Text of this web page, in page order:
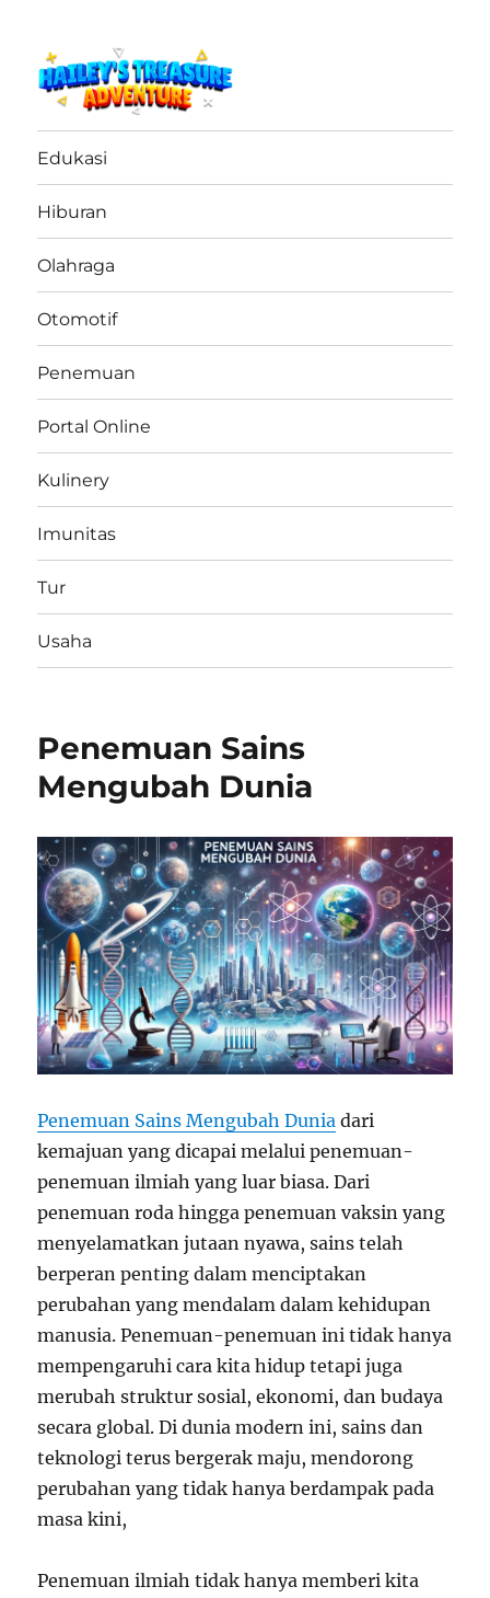
haileystreasureadventure.net
Edukasi
Hiburan
Olahraga
Otomotif
Penemuan
Portal Online
Kulinery
Imunitas
Tur
Usaha
Penemuan Sains
Mengubah Dunia
Penemuan Sains Mengubah Dunia dari
kemajuan yang dicapai melalui penemuan-
penemuan ilmiah yang luar biasa. Dari
penemuan roda hingga penemuan vaksin yang
menyelamatkan jutaan nyawa, sains telah
berperan penting dalam menciptakan
perubahan yang mendalam dalam kehidupan
manusia. Penemuan-penemuan ini tidak hanya
mempengaruhi cara kita hidup tetapi juga
merubah struktur sosial, ekonomi, dan budaya
secara global. Di dunia modern ini, sains dan
teknologi terus bergerak maju, mendorong
perubahan yang tidak hanya berdampak pada
masa kini,
Penemuan ilmiah tidak hanya memberi kita